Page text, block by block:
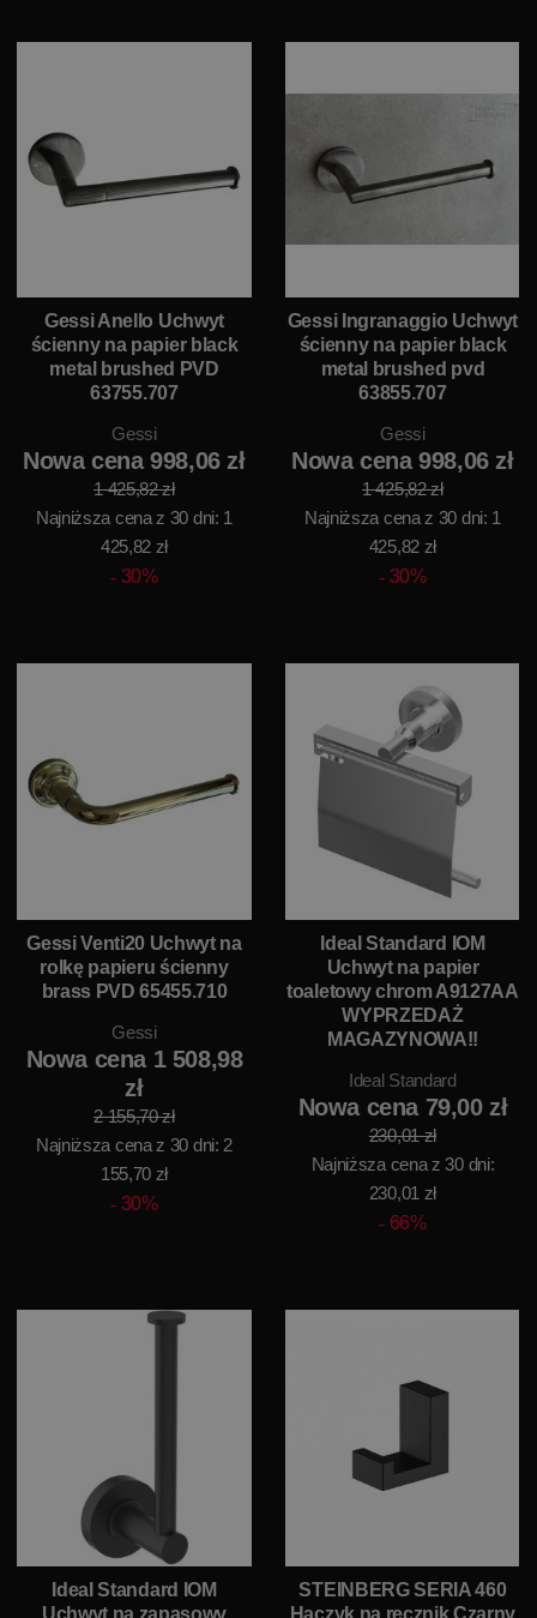
Gessi Anello Uchwyt
ścienny na papier black
metal brushed PVD
63755.707
Gessi
Nowa cena 998,06 zł
1 425,82 zł
Najniższa cena z 30 dni: 1
425,82 zł
30%
Gessi Ingranaggio Uchwyt
ścienny na papier black
metal brushed pvd
63855.707
Gessi
Nowa cena 998,06 zł
1 425,82 zł
Najniższa cena z 30 dni: 1
425,82 zł
30%
Gessi Venti20 Uchwyt na
rolkę papieru ścienny
brass PVD 65455.710
Gessi
Nowa cena 1 508,98
zł
2 155,70 zł
Najniższa cena z 30 dni: 2
155,70 zł
30%
Ideal Standard IOM
Uchwyt na papier
toaletowy chrom A9127AA
WYPRZEDAŻ
MAGAZYNOWA!!
Ideal Standard
Nowa cena 79,00 zł
230,01 zł
Najniższa cena z 30 dni:
230,01 zł
66%
Ideal Standard IOM
Uchwyt na zapasowy
STEINBERG SERIA 460
Haczyk na ręcznik Czarny